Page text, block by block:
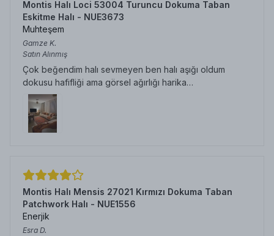
Montis Halı Loci 53004 Turuncu Dokuma Taban
Eskitme Halı - NUE3673
Muhteşem
Gamze K.
Satın Alınmış
Çok beğendim halı sevmeyen ben halı aşığı oldum
dokusu hafifliği ama görsel ağırlığı harika…
Montis Halı Mensis 27021 Kırmızı Dokuma Taban
Patchwork Halı - NUE1556
Enerjik
Esra D.